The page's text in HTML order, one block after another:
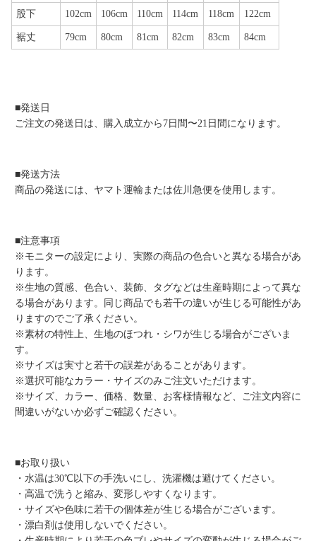
股下 102cm 106cm 110cm 114cm 118cm 122cm
裾丈 79cm 80cm 81cm 82cm 83cm 84cm
■発送日
ご注文の発送日は、購入成立から7日間〜21日間になります。
■発送方法
商品の発送には、ヤマト運輸または佐川急便を使用します。
■注意事項
※モニターの設定により、実際の商品の色合いと異なる場合があ
ります。
※生地の質感、色合い、装飾、タグなどは生産時期によって異な
る場合があります。同じ商品でも若干の違いが生じる可能性があ
りますのでご了承ください。
※素材の特性上、生地のほつれ・シワが生じる場合がございま
す。
※サイズは実寸と若干の誤差があることがあります。
※選択可能なカラー・サイズのみご注文いただけます。
※サイズ、カラー、価格、数量、お客様情報など、ご注文内容に
間違いがないか必ずご確認ください。
■お取り扱い
・水温は30℃以下の手洗いにし、洗濯機は避けてください。
・高温で洗うと縮み、変形しやすくなります。
・サイズや色味に若干の個体差が生じる場合がございます。
・漂白剤は使用しないでください。